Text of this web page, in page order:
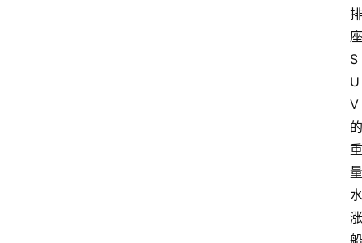
排
座
S
U
V
的
重
量
水
涨
船